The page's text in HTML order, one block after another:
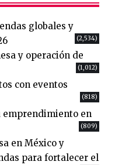
globales y
(2,534)
y operación de
(1,012)
con eventos
(818)
emprendimiento en
(809)
en México y
para fortalecer el